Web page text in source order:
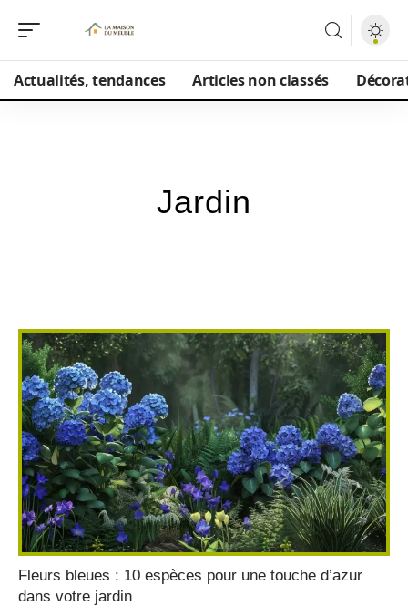
Actualités, tendances Articles non classés
Jardin
Fleurs bleues : 10 espèces pour une touche d’azur
dans votre jardin